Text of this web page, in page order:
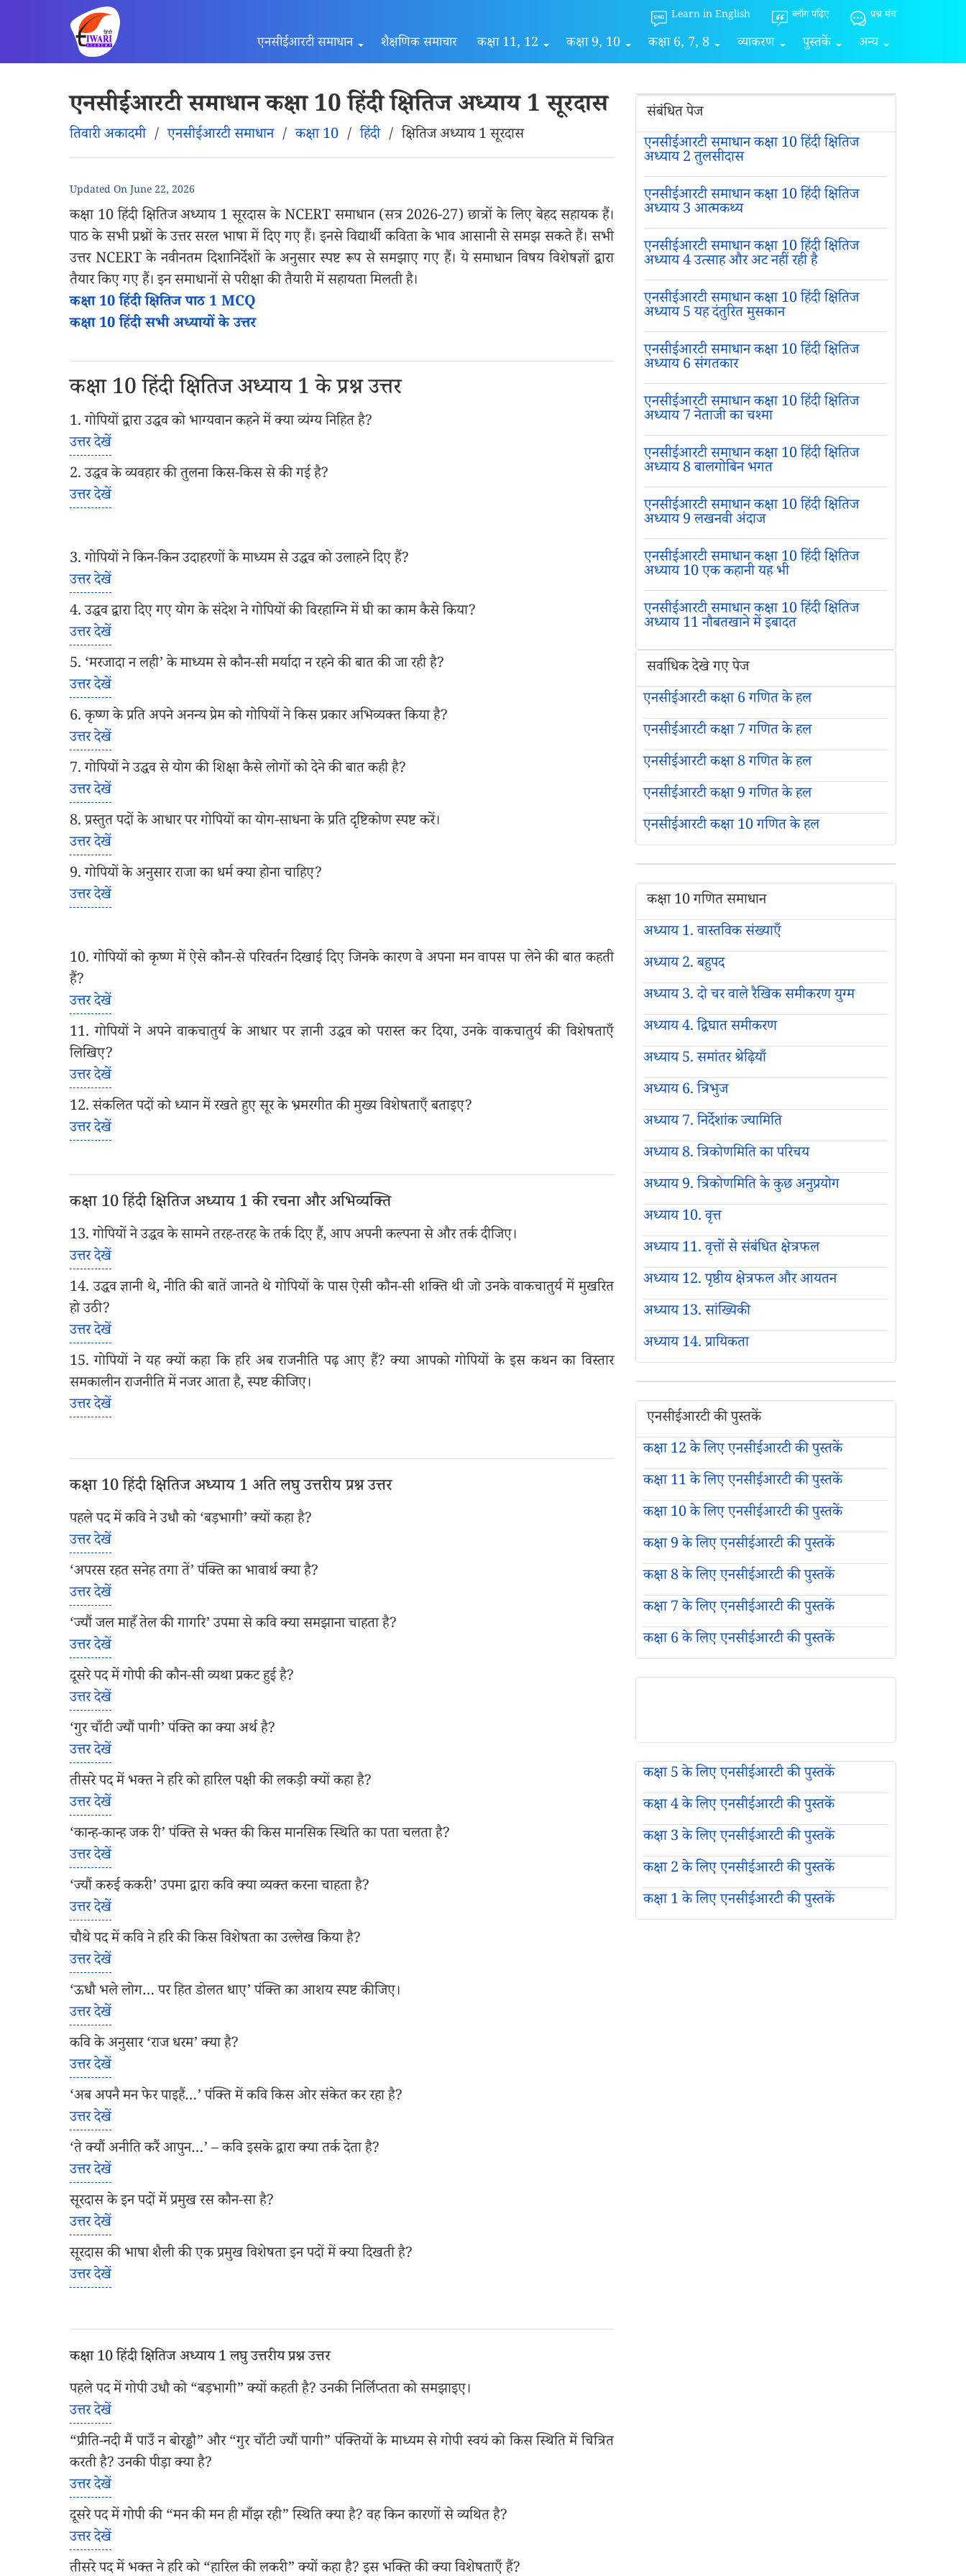
Learn in English ब्लॉग पढ़िए प्रश्न मंच
एनसीईआरटी समाधान शैक्षणिक समाचार कक्षा 11, 12 कक्षा 9, 10 कक्षा 6, 7, 8 व्याकरण पुस्तकें अन्य
एनसीईआरटी समाधान कक्षा 10 हिंदी क्षितिज अध्याय 1 सूरदास
तिवारी अकादमी/एनसीईआरटी समाधान/कक्षा 10 /हिंदी/क्षितिज अध्याय 1 सूरदास
Updated OnJune 22, 2026
कक्षा 10 हिंदी क्षितिज अध्याय 1 सूरदास के NCERT समाधान (सत्र 2026-27) छात्रों के लिए बेहद सहायक हैं।
पाठ के सभी प्रश्नों के उत्तर सरल भाषा में दिए गए हैं। इनसे विद्यार्थी कविता के भाव आसानी से समझ सकते हैं। सभी
उत्तर NCERT के नवीनतम दिशानिर्देशों के अनुसार स्पष्ट रूप से समझाए गए हैं। ये समाधान विषय विशेषज्ञों द्वारा
तैयार किए गए हैं। इन समाधानों से परीक्षा की तैयारी में सहायता मिलती है।
कक्षा 10 हिंदी क्षितिज पाठ 1 MCQ
कक्षा 10 हिंदी सभी अध्यायों के उत्तर
कक्षा 10 हिंदी क्षितिज अध्याय 1 के प्रश्न उत्तर
1. गोपियों द्वारा उद्धव को भाग्यवान कहने में क्या व्यंग्य निहित है?
उत्तर देखें
2. उद्धव के व्यवहार की तुलना किस-किस से की गई है?
उत्तर देखें
3. गोपियों ने किन-किन उदाहरणों के माध्यम से उद्धव को उलाहने दिए हैं?
उत्तर देखें
4. उद्धव द्वारा दिए गए योग के संदेश ने गोपियों की विरहाग्नि में घी का काम कैसे किया?
उत्तर देखें
5. ‘मरजादा न लही’ के माध्यम से कौन-सी मर्यादा न रहने की बात की जा रही है?
उत्तर देखें
6. कृष्ण के प्रति अपने अनन्य प्रेम को गोपियों ने किस प्रकार अभिव्यक्त किया है?
उत्तर देखें
7. गोपियों ने उद्धव से योग की शिक्षा कैसे लोगों को देने की बात कही है?
उत्तर देखें
8. प्रस्तुत पदों के आधार पर गोपियों का योग-साधना के प्रति दृष्टिकोण स्पष्ट करें।
उत्तर देखें
9. गोपियों के अनुसार राजा का धर्म क्या होना चाहिए?
उत्तर देखें
10. गोपियों को कृष्ण में ऐसे कौन-से परिवर्तन दिखाई दिए जिनके कारण वे अपना मन वापस पा लेने की बात कहती
हैं?
उत्तर देखें
11. गोपियों ने अपने वाकचातुर्य के आधार पर ज्ञानी उद्धव को परास्त कर दिया, उनके वाकचातुर्य की विशेषताएँ
लिखिए?
उत्तर देखें
12. संकलित पदों को ध्यान में रखते हुए सूर के भ्रमरगीत की मुख्य विशेषताएँ बताइए?
उत्तर देखें
कक्षा 10 हिंदी क्षितिज अध्याय 1 की रचना और अभिव्यक्ति
13. गोपियों ने उद्धव के सामने तरह-तरह के तर्क दिए हैं, आप अपनी कल्पना से और तर्क दीजिए।
उत्तर देखें
14. उद्धव ज्ञानी थे, नीति की बातें जानते थे गोपियों के पास ऐसी कौन-सी शक्ति थी जो उनके वाकचातुर्य में मुखरित
हो उठी?
उत्तर देखें
15. गोपियों ने यह क्यों कहा कि हरि अब राजनीति पढ़ आए हैं? क्या आपको गोपियों के इस कथन का विस्तार
समकालीन राजनीति में नजर आता है, स्पष्ट कीजिए।
उत्तर देखें
कक्षा 10 हिंदी क्षितिज अध्याय 1 अति लघु उत्तरीय प्रश्न उत्तर
पहले पद में कवि ने उधौ को ‘बड़भागी’ क्यों कहा है?
उत्तर देखें
‘अपरस रहत सनेह तगा तें’ पंक्ति का भावार्थ क्या है?
उत्तर देखें
‘ज्यौं जल माहँ तेल की गागरि’ उपमा से कवि क्या समझाना चाहता है?
उत्तर देखें
दूसरे पद में गोपी की कौन-सी व्यथा प्रकट हुई है?
उत्तर देखें
‘गुर चाँटी ज्यौं पागी’ पंक्ति का क्या अर्थ है?
उत्तर देखें
तीसरे पद में भक्त ने हरि को हारिल पक्षी की लकड़ी क्यों कहा है?
उत्तर देखें
‘कान्ह-कान्ह जक री’ पंक्ति से भक्त की किस मानसिक स्थिति का पता चलता है?
उत्तर देखें
‘ज्यौं करुई ककरी’ उपमा द्वारा कवि क्या व्यक्त करना चाहता है?
उत्तर देखें
चौथे पद में कवि ने हरि की किस विशेषता का उल्लेख किया है?
उत्तर देखें
‘ऊधौ भले लोग… पर हित डोलत धाए’ पंक्ति का आशय स्पष्ट कीजिए।
उत्तर देखें
कवि के अनुसार ‘राज धरम’ क्या है?
उत्तर देखें
‘अब अपनै मन फेर पाइहैं…’ पंक्ति में कवि किस ओर संकेत कर रहा है?
उत्तर देखें
‘ते क्यौं अनीति करैं आपुन…’ – कवि इसके द्वारा क्या तर्क देता है?
उत्तर देखें
सूरदास के इन पदों में प्रमुख रस कौन-सा है?
उत्तर देखें
सूरदास की भाषा शैली की एक प्रमुख विशेषता इन पदों में क्या दिखती है?
उत्तर देखें
कक्षा 10 हिंदी क्षितिज अध्याय 1 लघु उत्तरीय प्रश्न उत्तर
पहले पद में गोपी उधौ को “बड़भागी” क्यों कहती है? उनकी निर्लिप्तता को समझाइए।
उत्तर देखें
“प्रीति-नदी मैं पाउँ न बोरड्ढौ” और “गुर चाँटी ज्यौं पागी” पंक्तियों के माध्यम से गोपी स्वयं को किस स्थिति में चित्रित
करती है? उनकी पीड़ा क्या है?
उत्तर देखें
दूसरे पद में गोपी की “मन की मन ही माँझ रही” स्थिति क्या है? वह किन कारणों से व्यथित है?
उत्तर देखें
तीसरे पद में भक्त ने हरि को “हारिल की लकरी” क्यों कहा है? इस भक्ति की क्या विशेषताएँ हैं?
संबंधित पेज
एनसीईआरटी समाधान कक्षा 10 हिंदी क्षितिज
अध्याय 2 तुलसीदास
एनसीईआरटी समाधान कक्षा 10 हिंदी क्षितिज
अध्याय 3 आत्मकथ्य
एनसीईआरटी समाधान कक्षा 10 हिंदी क्षितिज
अध्याय 4 उत्साह और अट नहीं रही है
एनसीईआरटी समाधान कक्षा 10 हिंदी क्षितिज
अध्याय 5 यह दंतुरित मुसकान
एनसीईआरटी समाधान कक्षा 10 हिंदी क्षितिज
अध्याय 6 संगतकार
एनसीईआरटी समाधान कक्षा 10 हिंदी क्षितिज
अध्याय 7 नेताजी का चश्मा
एनसीईआरटी समाधान कक्षा 10 हिंदी क्षितिज
अध्याय 8 बालगोबिन भगत
एनसीईआरटी समाधान कक्षा 10 हिंदी क्षितिज
अध्याय 9 लखनवी अंदाज
एनसीईआरटी समाधान कक्षा 10 हिंदी क्षितिज
अध्याय 10 एक कहानी यह भी
एनसीईआरटी समाधान कक्षा 10 हिंदी क्षितिज
अध्याय 11 नौबतखाने में इबादत
सर्वाधिक देखे गए पेज
एनसीईआरटी कक्षा 6 गणित के हल
एनसीईआरटी कक्षा 7 गणित के हल
एनसीईआरटी कक्षा 8 गणित के हल
एनसीईआरटी कक्षा 9 गणित के हल
एनसीईआरटी कक्षा 10 गणित के हल
कक्षा 10 गणित समाधान
अध्याय 1. वास्तविक संख्याएँ
अध्याय 2. बहुपद
अध्याय 3. दो चर वाले रैखिक समीकरण युग्म
अध्याय 4. द्विघात समीकरण
अध्याय 5. समांतर श्रेढ़ियाँ
अध्याय 6. त्रिभुज
अध्याय 7. निर्देशांक ज्यामिति
अध्याय 8. त्रिकोणमिति का परिचय
अध्याय 9. त्रिकोणमिति के कुछ अनुप्रयोग
अध्याय 10. वृत्त
अध्याय 11. वृत्तों से संबंधित क्षेत्रफल
अध्याय 12. पृष्ठीय क्षेत्रफल और आयतन
अध्याय 13. सांख्यिकी
अध्याय 14. प्रायिकता
एनसीईआरटी की पुस्तकें
कक्षा 12 के लिए एनसीईआरटी की पुस्तकें
कक्षा 11 के लिए एनसीईआरटी की पुस्तकें
कक्षा 10 के लिए एनसीईआरटी की पुस्तकें
कक्षा 9 के लिए एनसीईआरटी की पुस्तकें
कक्षा 8 के लिए एनसीईआरटी की पुस्तकें
कक्षा 7 के लिए एनसीईआरटी की पुस्तकें
कक्षा 6 के लिए एनसीईआरटी की पुस्तकें
कक्षा 5 के लिए एनसीईआरटी की पुस्तकें
कक्षा 4 के लिए एनसीईआरटी की पुस्तकें
कक्षा 3 के लिए एनसीईआरटी की पुस्तकें
कक्षा 2 के लिए एनसीईआरटी की पुस्तकें
कक्षा 1 के लिए एनसीईआरटी की पुस्तकें